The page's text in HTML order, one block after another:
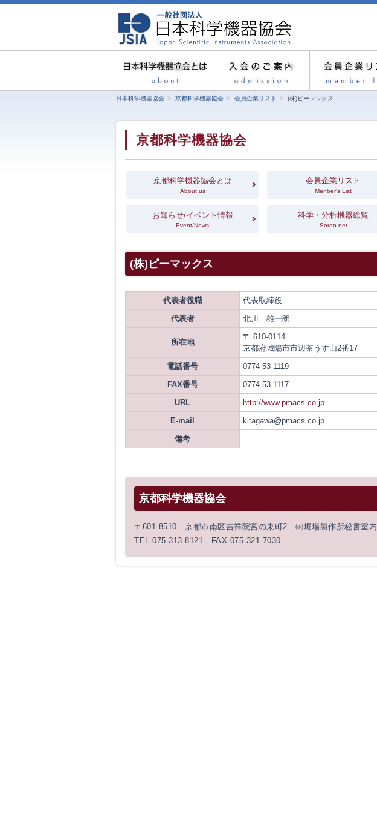
日本科学機器協会 京都科学機器協会 会員企業リスト (株)ピーマックス
京都科学機器協会
京都科学機器協会とは
About us
会員企業リスト
Menber's List
お知らせ/イベント情報
Event/News
科学・分析機器総覧
Soran net
(株)ピーマックス
代表者役職
代表取締役
代表者
北川 雄一朗
所在地
〒 610-0114
京都府城陽市市辺茶うす山2番17
電話番号
0774-53-1119
FAX番号
0774-53-1117
URL
http://www.pmacs.co.jp
E-mail
kitagawa@pmacs.co.jp
備考
京都科学機器協会
〒601-8510 京都市南区吉祥院宮の東町2 ㈱堀場製作所秘書室内
TEL 075-313-8121 FAX 075-321-7030